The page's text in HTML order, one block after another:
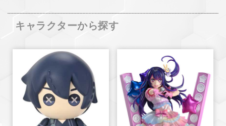
キャラクターから探す